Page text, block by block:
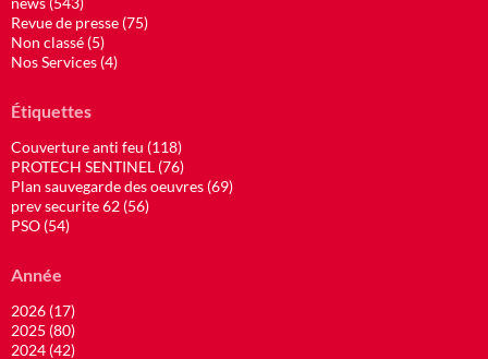
Revue de presse (75)
Non classé (5)
Nos Services (4)
Étiquettes
Couverture anti feu (118)
PROTECH SENTINEL (76)
Plan sauvegarde des oeuvres (69)
prev securite 62 (56)
PSO (54)
Année
2026 (17)
2025 (80)
2024 (42)